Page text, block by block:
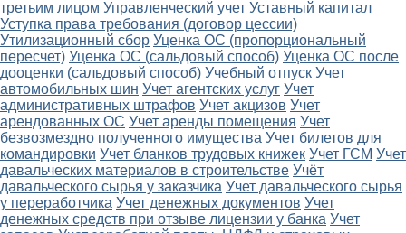
третьим лицом Управленческий учет Уставный капитал
Уступка права требования (договор цессии)
Утилизационный сбор Уценка ОС (пропорциональный
пересчет) Уценка ОС (сальдовый способ) Уценка ОС после
дооценки (сальдовый способ) Учебный отпуск Учет
автомобильных шин Учет агентских услуг Учет
административных штрафов Учет акцизов Учет
арендованных ОС Учет аренды помещения Учет
безвозмездно полученного имущества Учет билетов для
командировки Учет бланков трудовых книжек Учет ГСМ Учет
давальческих материалов в строительстве Учёт
давальческого сырья у заказчика Учет давальческого сырья
у переработчика Учет денежных документов Учет
денежных средств при отзыве лицензии у банка Учет